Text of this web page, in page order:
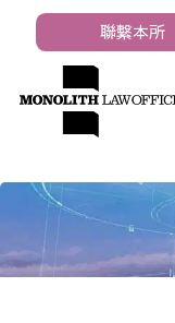
聯繫本所